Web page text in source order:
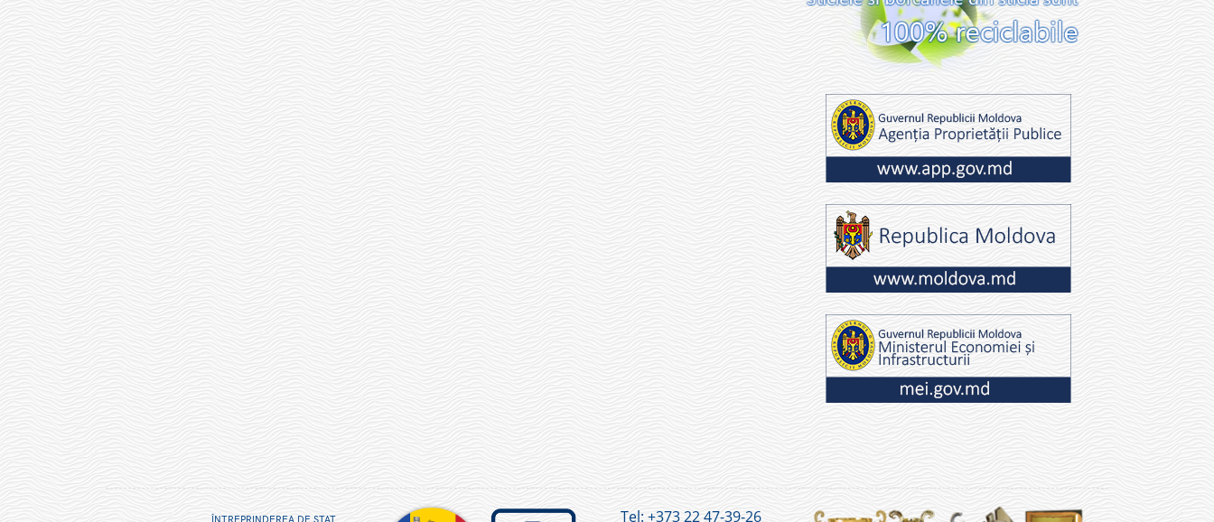
ÎNTREPRINDEREA DE STAT Tel: +373 22 47-39-26